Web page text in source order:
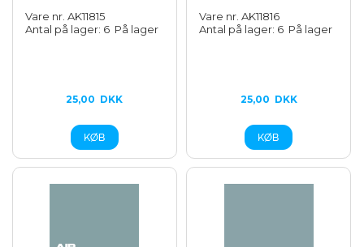
Vare nr. AK11815
Antal på lager: 6 På lager
25,00 DKK
Vare nr. AK11816
Antal på lager: 6 På lager
25,00 DKK